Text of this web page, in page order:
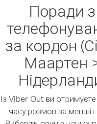
Поради з
за кордон
Маартен
Із Viber Out ви
часу розмов за менші